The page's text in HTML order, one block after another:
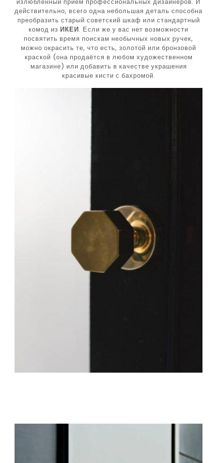
действительно, всего одна небольшая деталь способна
преобразить старый советский шкаф или стандартный
комод из ИКЕИ. Если же у вас нет возможности
посвятить время поискам необычных новых ручек,
можно окрасить те, что есть, золотой или бронзовой
краской (она продаётся в любом художественном
магазине) или добавить в качестве украшения
красивые кисти с бахромой.